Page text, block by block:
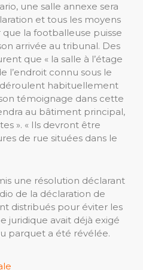
une salle annexe sera
et tous les moyens
la footballeuse puisse
arrivée au tribunal. Des
que « la salle à l’étage
l’endroit connu sous le
déroulent habituellement
témoignage dans cette
au bâtiment principal,
». « Ils devront être
de rue situées dans le
une résolution déclarant
de la déclaration de
distribués pour éviter les
juridique avait déjà exigé
parquet a été révélée.